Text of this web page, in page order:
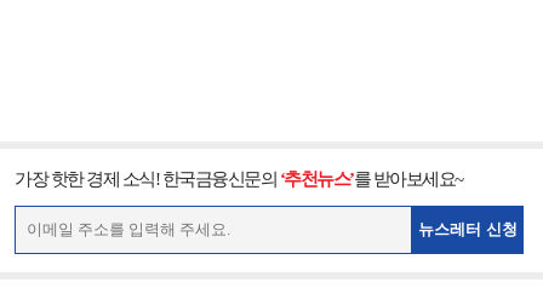
가장 핫한 경제 소식! 한국금융신문의 ‘추천뉴스’를 받아보세요~
뉴스레터 신청